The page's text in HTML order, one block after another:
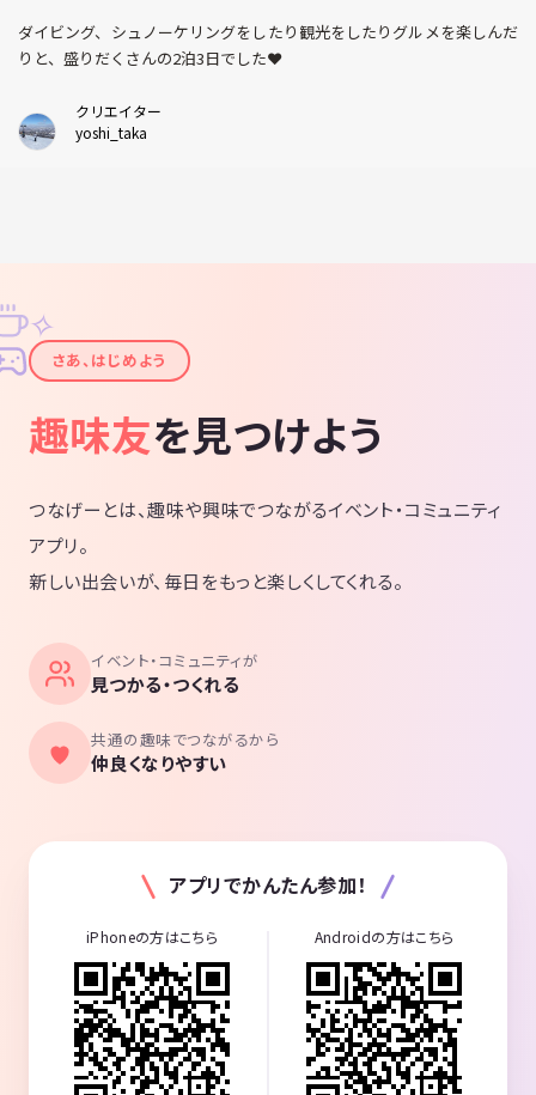
ダイビング、シュノーケリングをしたり観光をしたりグルメを楽しんだ
りと、盛りだくさんの2泊3日でした❤️
クリエイター
yoshi_taka
✦
✧
さあ、はじめよう
趣味友を見つけよう
つなげーとは、趣味や興味でつながるイベント・コミュニティ
アプリ。
新しい出会いが、毎日をもっと楽しくしてくれる。
イベント・コミュニティが
見つかる・つくれる
共通の趣味でつながるから
仲良くなりやすい
アプリでかんたん参加！
iPhoneの方はこちら Androidの方はこちら